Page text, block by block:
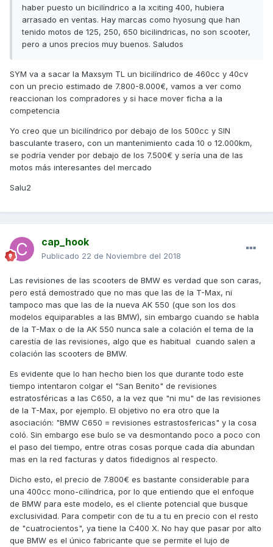
haber puesto un bicilíndrico a la xciting 400, hubiera
arrasado en ventas. Hay marcas como hyosung que han
tenido motos de 125, 250, 650 bicilindricas, no son scooter,
pero a unos precios muy buenos. Saludos
SYM va a sacar la Maxsym TL un bicilíndrico de 460cc y 40cv
con un precio estimado de 7.800-8.000€, vamos a ver como
reaccionan los compradores y si hace mover ficha a la
competencia
Yo creo que un bicilíndrico por debajo de los 500cc y SIN
basculante trasero, con un mantenimiento cada 10 o 12.000km,
se podría vender por debajo de los 7.500€ y sería una de las
motos más interesantes del mercado
Salu2
cap_hook
Publicado 22 de Noviembre del 2018
Las revisiones de las scooters de BMW es verdad que son caras,
pero está demostrado que no mas que las de la T-Max, ni
tampoco mas que las de la nueva AK 550 (que son los dos
modelos equiparables a las BMW), sin embargo cuando se habla
de la T-Max o de la AK 550 nunca sale a colación el tema de la
carestía de las revisiones, algo que es habitual cuando salen a
colación las scooters de BMW.
Es evidente que lo han hecho bien los que durante todo este
tiempo intentaron colgar el "San Benito" de revisiones
estratosféricas a las C650, a la vez que "ni mu" de las revisiones
de la T-Max, por ejemplo. El objetivo no era otro que la
asociación: "BMW C650 = revisiones estrastosfericas" y la cosa
coló. Sin embargo ese bulo se va desmontando poco a poco con
el paso del tiempo, entre otras cosas porque cada día abundan
mas en la red facturas y datos fidedignos al respecto.
Dicho esto, el precio de 7.800€ es bastante considerable para
una 400cc mono-cilíndrica, por lo que entiendo que el enfoque
de BMW para este modelo, es el cliente potencial que busque
exclusividad. Para competir con de tu a tu en precio con el resto
de "cuatrocientos", ya tiene la C400 X. No hay que pasar por alto
que BMW es el único fabricante que se permite el lujo de